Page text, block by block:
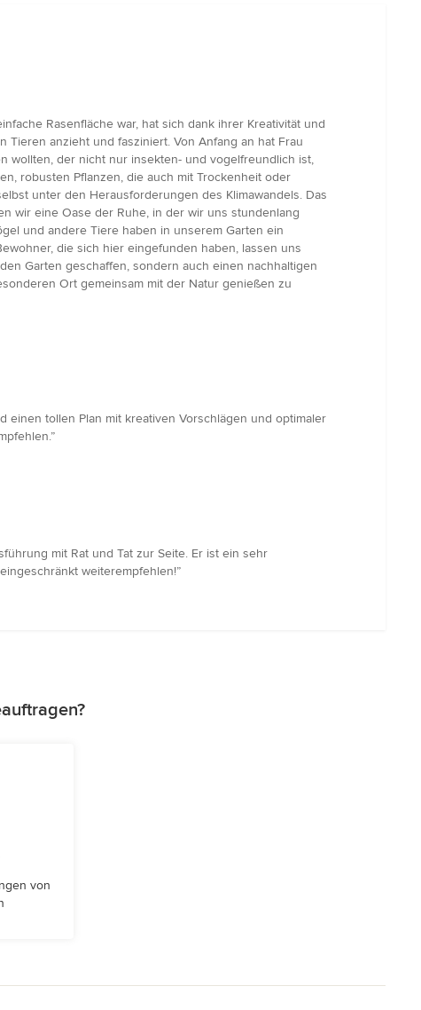
Rasenfläche war, hat sich dank ihrer Kreativität und
anzieht und fasziniert. Von Anfang an hat Frau
wollten, der nicht nur insekten- und vogelfreundlich ist,
robusten Pflanzen, die auch mit Trockenheit oder
unter den Herausforderungen des Klimawandels. Das
wir eine Oase der Ruhe, in der wir uns stundenlang
und andere Tiere haben in unserem Garten ein
die sich hier eingefunden haben, lassen uns
Garten geschaffen, sondern auch einen nachhaltigen
Ort gemeinsam mit der Natur genießen zu
tollen Plan mit kreativen Vorschlägen und optimaler
mit Rat und Tat zur Seite. Er ist ein sehr
weiterempfehlen!”
von